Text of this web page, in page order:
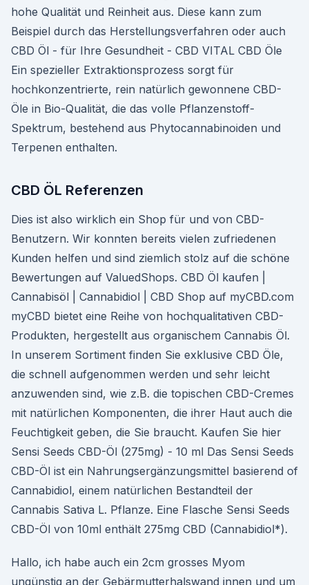
hohe Qualität und Reinheit aus. Diese kann zum
Beispiel durch das Herstellungsverfahren oder auch
CBD Öl - für Ihre Gesundheit - CBD VITAL CBD Öle
Ein spezieller Extraktionsprozess sorgt für
hochkonzentrierte, rein natürlich gewonnene CBD-
Öle in Bio-Qualität, die das volle Pflanzenstoff-
Spektrum, bestehend aus Phytocannabinoiden und
Terpenen enthalten.
CBD ÖL Referenzen
Dies ist also wirklich ein Shop für und von CBD-
Benutzern. Wir konnten bereits vielen zufriedenen
Kunden helfen und sind ziemlich stolz auf die schöne
Bewertungen auf ValuedShops. CBD Öl kaufen |
Cannabisöl | Cannabidiol | CBD Shop auf myCBD.com
myCBD bietet eine Reihe von hochqualitativen CBD-
Produkten, hergestellt aus organischem Cannabis Öl.
In unserem Sortiment finden Sie exklusive CBD Öle,
die schnell aufgenommen werden und sehr leicht
anzuwenden sind, wie z.B. die topischen CBD-Cremes
mit natürlichen Komponenten, die ihrer Haut auch die
Feuchtigkeit geben, die Sie braucht. Kaufen Sie hier
Sensi Seeds CBD-Öl (275mg) - 10 ml Das Sensi Seeds
CBD-Öl ist ein Nahrungsergänzungsmittel basierend of
Cannabidiol, einem natürlichen Bestandteil der
Cannabis Sativa L. Pflanze. Eine Flasche Sensi Seeds
CBD-Öl von 10ml enthält 275mg CBD (Cannabidiol*).
Hallo, ich habe auch ein 2cm grosses Myom
ungünstig an der Gebärmutterhalswand innen und um